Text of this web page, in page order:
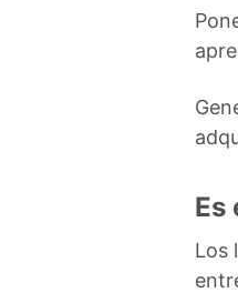
Es
Los